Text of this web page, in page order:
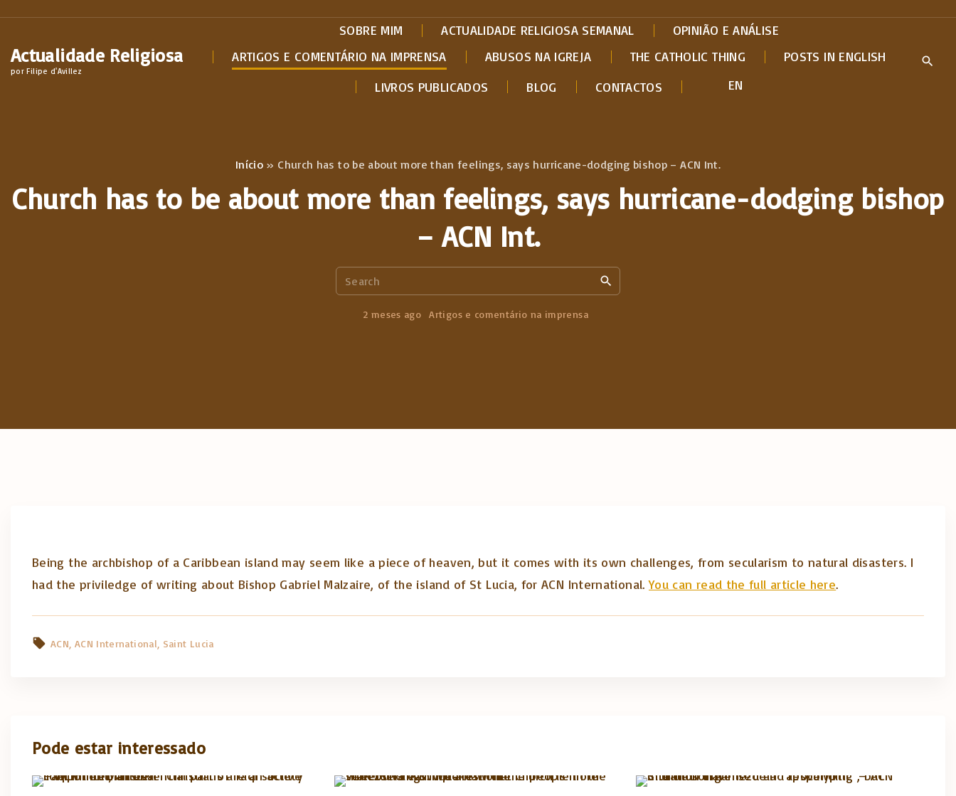
Actualidade Religiosa
por Filipe d'Avillez
SOBRE MIM ACTUALIDADE RELIGIOSA SEMANAL
OPINIÃO E ANÁLISE
ARTIGOS E COMENTÁRIO NA IMPRENSA
ABUSOS NA IGREJA THE CATHOLIC THING
POSTS IN ENGLISH
LIVROS PUBLICADOS
BLOG CONTACTOS EN
Início » Church has to be about more than feelings, says hurricane-dodging bishop – ACN Int.
Church has to be about more than feelings, says hurricane-dodging bishop
– ACN Int.
e
2 meses ago Artigos e comentário na imprensa
Being the archbishop of a Caribbean island may seem like a piece of heaven, but it comes with its own challenges, from secularism to natural disasters. I
had the priviledge of writing about Bishop Gabriel Malzaire, of the island of St Lucia, for ACN International.You can read the full article here.
ACN ACN International Saint Lucia
Pode estar interessado